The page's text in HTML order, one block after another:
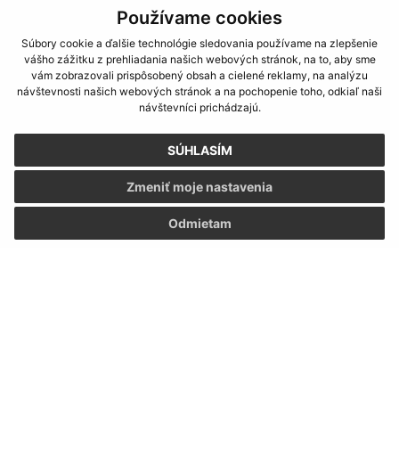
Používame cookies
Súbory cookie a ďalšie technológie sledovania používame na zlepšenie
vášho zážitku z prehliadania našich webových stránok, na to, aby sme
vám zobrazovali prispôsobený obsah a cielené reklamy, na analýzu
návštevnosti našich webových stránok a na pochopenie toho, odkiaľ naši
návštevníci prichádzajú.
SÚHLASÍM
Odmietam
Zmeniť moje nastavenia
Obedňajšia prestávka:12:00 - 13:00
Číslo účtu IBAN: SK74 0200 0000 0000 0362 4572
Kontakt:
Obecný úrad Kapušany
Hlavná 104/6
082 12 Kapušany
info@kapusany.sk